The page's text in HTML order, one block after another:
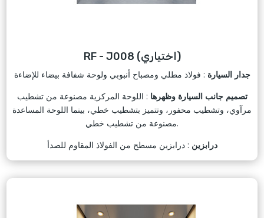
RF - J008 (اختياري)
جدار السيارة : فولاذ مطلي ومصباح أنبوبي ولوحة شفافة بيضاء للإضاءة
تصميم جانب السيارة وظهرها : اللوحة المركزية مصنوعة من تشطيب
مرآوي، وتشطيب محفور، وتتميز بتشطيب خطي، بينما اللوحة المساعدة
مصنوعة من تشطيب خطي.
درابزين : درابزين مسطح من الفولاذ المقاوم للصدأ